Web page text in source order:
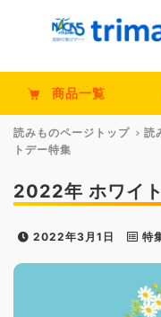
商品一覧
読みものページトップ 読
トデー特集
2022年 ホワイ
2022年3月1日 特